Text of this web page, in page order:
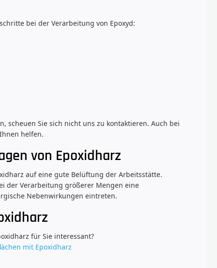
bei der Verarbeitung von Epoxyd:
scheuen Sie sich nicht uns zu kontaktieren. Auch bei
helfen.
von Epoxidharz
auf eine gute Belüftung der Arbeitsstätte.
der Verarbeitung größerer Mengen eine
Nebenwirkungen eintreten.
für Sie interessant?
mit Epoxidharz